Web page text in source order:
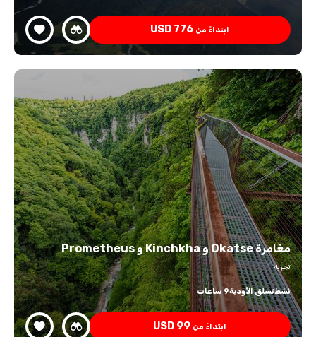
ابتداءً من USD 776
مغامرة Okatse و Kinchkha و Prometheus
تجربة
نشطتسلق الأودية9 ساعات
ابتداءً من USD 99